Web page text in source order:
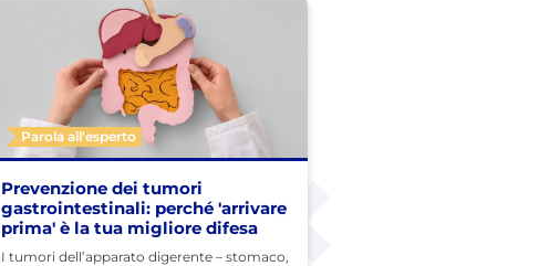
Parola all'esperto
Prevenzione dei tumori
gastrointestinali: perché 'arrivare
prima' è la tua migliore difesa
I tumori dell’apparato digerente – stomaco,